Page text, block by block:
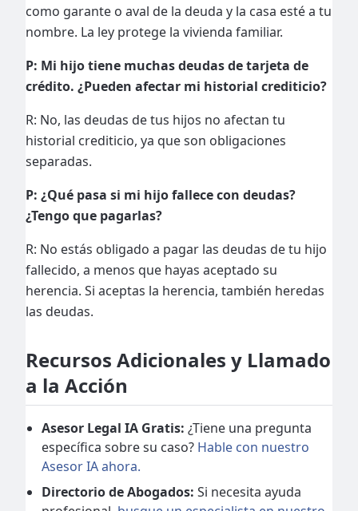
como garante o aval de la deuda y la casa esté a tu
nombre. La ley protege la vivienda familiar.
P: Mi hijo tiene muchas deudas de tarjeta de
crédito. ¿Pueden afectar mi historial crediticio?
R: No, las deudas de tus hijos no afectan tu
historial crediticio, ya que son obligaciones
separadas.
P: ¿Qué pasa si mi hijo fallece con deudas?
¿Tengo que pagarlas?
R: No estás obligado a pagar las deudas de tu hijo
fallecido, a menos que hayas aceptado su
herencia. Si aceptas la herencia, también heredas
las deudas.
Recursos Adicionales y Llamado
a la Acción
Asesor Legal IA Gratis: ¿Tiene una pregunta
específica sobre su caso? Hable con nuestro
Asesor IA ahora.
Directorio de Abogados: Si necesita ayuda